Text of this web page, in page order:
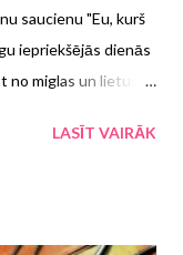
saucienu "Eu, kurš
iepriekšējās dienās
miglas un lietus
pēc to zvaniņu
LASĪT VAIRĀK